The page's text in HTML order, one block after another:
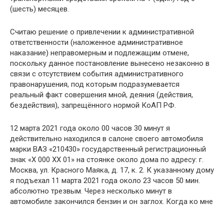
(шесть) месяцев.
Считаю решение о привлечении к административной
ответственности (наложенное административное
наказание) неправомерным и подлежащим отмене,
поскольку данное постановление вынесено незаконно в
связи с отсутствием события административного
правонарушения, под которым подразумевается
реальный факт совершения мной, деяния (действия,
бездействия), запрещённого нормой КоАП РФ.
12 марта 2021 года около 00 часов 30 минут я
действительно находился в салоне своего автомобиля
марки ВАЗ «210430» государственный регистрационный
знак «Х 000 ХХ 01» на стоянке около дома по адресу: г.
Москва, ул. Красного Маяка, д. 17, к. 2. К указанному дому
я подъехал 11 марта 2021 года около 23 часов 50 мин.
абсолютно трезвым. Через несколько минут в
автомобиле закончился бензин и он заглох. Когда ко мне